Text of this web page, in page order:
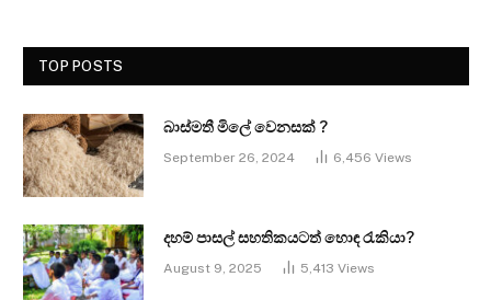
TOP POSTS
බාස්මතී මිලේ වෙනසක් ?
September 26, 2024 6,456 Views
දහම් පාසල් සහතිකයටත් හොඳ රැකියා?
August 9, 2025 5,413 Views